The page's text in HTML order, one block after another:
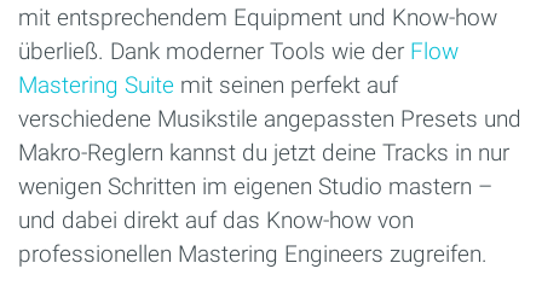
mit entsprechendem Equipment und Know-how
überließ. Dank moderner Tools wie der Flow
Mastering Suite mit seinen perfekt auf
verschiedene Musikstile angepassten Presets und
Makro-Reglern kannst du jetzt deine Tracks in nur
wenigen Schritten im eigenen Studio mastern –
und dabei direkt auf das Know-how von
professionellen Mastering Engineers zugreifen.